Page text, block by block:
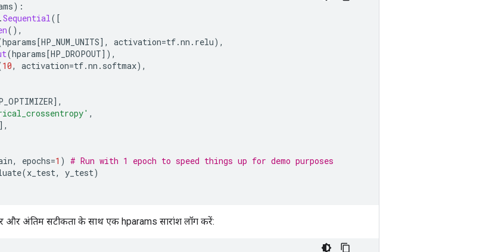
):
.Sequential([
(),
hparams[HP_NUM_UNITS], activation=tf.nn . relu),
(hparams[HP_DROPOUT]),
10, activation=tf.nn . softmax),
],
,
],
, epochs=1 ) # Run with 1 epoch to speed things up for demo purposes
(x_test, y_test)
और अंतिम सटीकता के साथ एक hparams सारांश लॉग करें: